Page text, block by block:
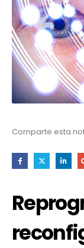
Comparte esta